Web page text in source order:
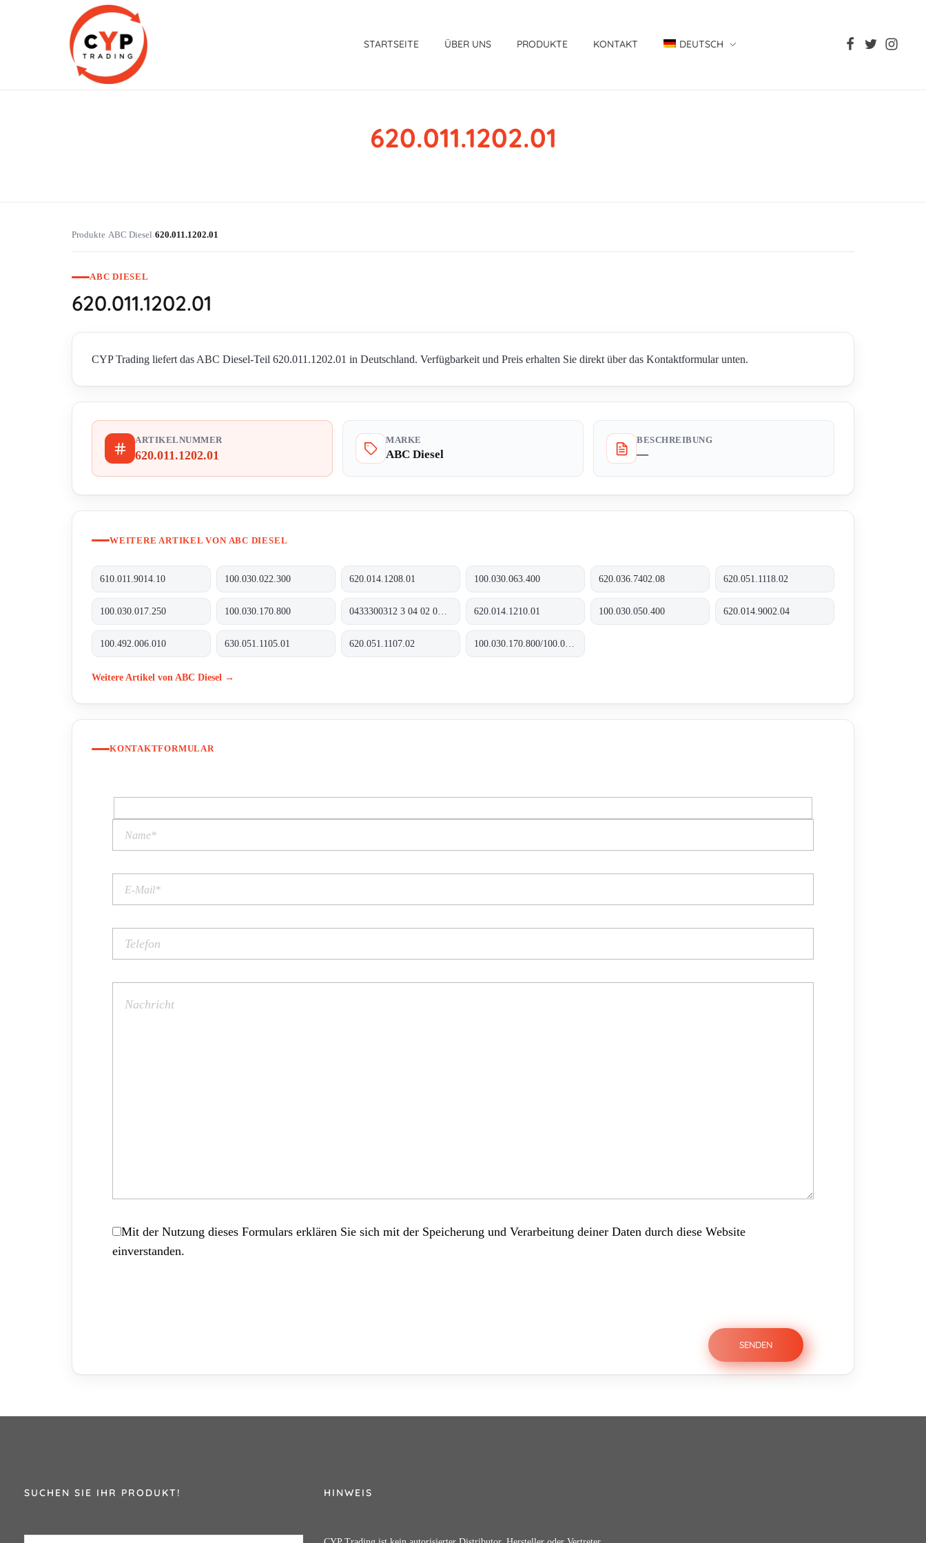
STARTSEITE ÜBER UNS PRODUKTE KONTAKT DEUTSCH
620.011.1202.01
Produkte›ABC Diesel›620.011.1202.01
ABC DIESEL
620.011.1202.01
CYP Trading liefert das ABC Diesel-Teil 620.011.1202.01 in Deutschland. Verfügbarkeit und Preis erhalten Sie direkt über das Kontaktformular unten.
ARTIKELNUMMER
620.011.1202.01
MARKE
ABC Diesel
BESCHREIBUNG
—
WEITERE ARTIKEL VON ABC DIESEL
610.011.9014.10 100.030.022.300 620.014.1208.01 100.030.063.400 620.036.7402.08 620.051.1118.02
100.030.017.250 100.030.170.800 620.014.1210.01 100.030.050.400 620.014.9002.04
100.492.006.010 630.051.1105.01 620.051.1107.02
Weitere Artikel von ABC Diesel →
KONTAKTFORMULAR
Mit der Nutzung dieses Formulars erklären Sie sich mit der Speicherung und Verarbeitung deiner Daten durch diese Website
einverstanden.
SUCHEN SIE IHR PRODUKT! HINWEIS